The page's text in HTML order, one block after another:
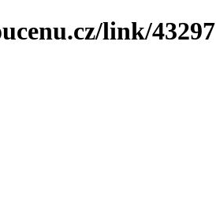
link/43297